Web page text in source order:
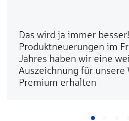
Das wird ja immer
Produktneuerungen im
Jahres haben wir eine
Auszeichnung für unsere
Premium erhalten